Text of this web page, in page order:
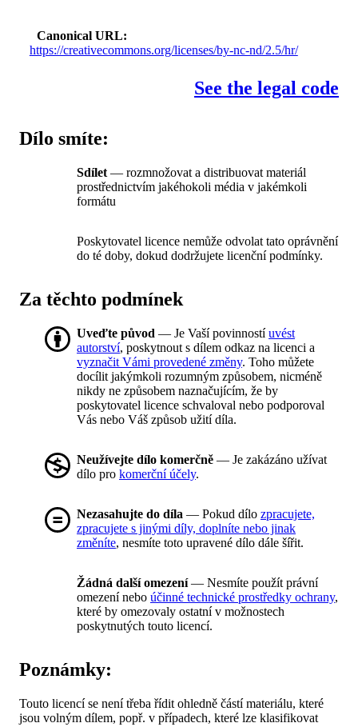
Canonical URL
https://creativecommons.org/licenses/by-nc-nd/2.5/hr/
See the legal code
Dílo smíte:
Sdílet — rozmnožovat a distribuovat materiál
prostřednictvím jakéhokoli média v jakémkoli
formátu
Poskytovatel licence nemůže odvolat tato oprávnění
do té doby, dokud dodržujete licenční podmínky.
Za těchto podmínek
Uveďte původ — Je Vaší povinnostíuvést
autorství, poskytnout s dílem odkaz na licenci a
vyznačit Vámi provedené změny. Toho můžete
docílit jakýmkoli rozumným způsobem, nicméně
nikdy ne způsobem naznačujícím, že by
poskytovatel licence schvaloval nebo podporoval
Vás nebo Váš způsob užití díla.
Neužívejte dílo komerčně — Je zakázáno užívat
dílo pro komerční účely.
Nezasahujte do díla — Pokud dílo zpracujete,
zpracujete s jinými díly, doplníte nebo jinak
změníte, nesmíte toto upravené dílo dále šířit.
Žádná další omezení— Nesmíte použít právní
omezení nebo účinné technické prostředky ochrany,
které by omezovaly ostatní v možnostech
poskytnutých touto licencí.
Poznámky:
Touto licencí se není třeba řídit ohledně částí materiálu, které
jsou volným dílem, popř. v případech, které lze klasifikovat